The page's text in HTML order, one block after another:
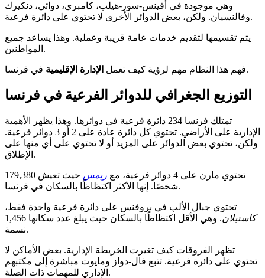
وهي موجودة في أفينس-سور-هيلب، كامبري، دوائي، دنكيرك
وفالنسيان. ولكن، بعض الدوائر الأخرى لا تحتوي على دائرة فرعية.
يتم تقسيمها لتقديم خدمات عامة قريبة وعملية. وهذا يساعد جميع
المواطنين.
فهم هذا النظام مهم لرؤية كيف تعمل الإدارة الإقليمية في فرنسا.
التوزيع الجغرافي للدوائر الفرعية في فرنسا
تمتلك فرنسا 234 دائرة فرعية في دوائرها. وهذا يظهر الأهمية
الإدارية على الأراضي. تحتوي كل دائرة عادة على 2 أو 3 دوائر فرعية.
ولكن، تحتوي بعض الدوائر على المزيد أو لا تحتوي على أي منها على
الإطلاق.
تحتوي مارن على 4 دوائر فرعية، مع ريمس
حيث تعيش 179,380
شخصًا. إنها الأكثر اكتظاظًا بالسكان في فرنسا.
تحتوي جبال الألب في بروفنس على دائرة فرعية واحدة فقط،
كاستيلان
. وهي الأقل اكتظاظًا بالسكان حيث يبلغ عدد سكانها 1,456
نسمة.
تظهر الفروقات كيف تغيرت الخريطة الإدارية. بعض الأماكن لا
تحتوي على دائرة فرعية. تتبع فال-دواز ومايوت مباشرة إلى مكتبهم
الإداري للمهمات ذات الصلة.